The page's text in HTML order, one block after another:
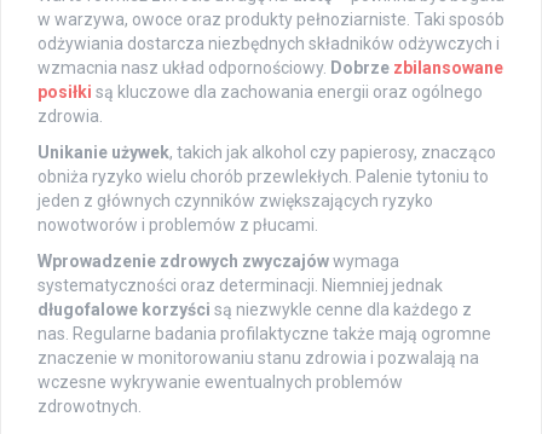
w warzywa, owoce oraz produkty pełnoziarniste. Taki sposób
odżywiania dostarcza niezbędnych składników odżywczych i
wzmacnia nasz układ odpornościowy. Dobrze zbilansowane
posiłki są kluczowe dla zachowania energii oraz ogólnego
zdrowia.
Unikanie używek, takich jak alkohol czy papierosy, znacząco
obniża ryzyko wielu chorób przewlekłych. Palenie tytoniu to
jeden z głównych czynników zwiększających ryzyko
nowotworów i problemów z płucami.
Wprowadzenie zdrowych zwyczajówwymaga
systematyczności oraz determinacji. Niemniej jednak
długofalowe korzyści są niezwykle cenne dla każdego z
nas. Regularne badania profilaktyczne także mają ogromne
znaczenie w monitorowaniu stanu zdrowia i pozwalają na
wczesne wykrywanie ewentualnych problemów
zdrowotnych.